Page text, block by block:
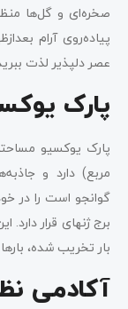
صخره‌ای و گل‌ها
پیاده‌روی آرام
عصر دلپذیر لذت
پارک
مربع) دارد و
گوانجو است را در
بار تخریب شده،
آکادمی